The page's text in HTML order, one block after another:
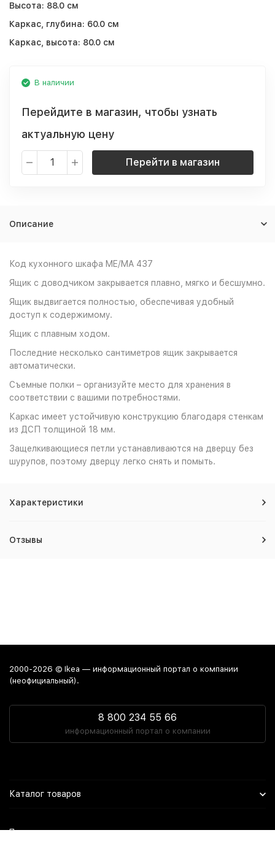
Высота: 88.0 см
Каркас, глубина: 60.0 см
Каркас, высота: 80.0 см
В наличии
Перейдите в магазин, чтобы узнать
актуальную цену
Перейти в магазин
Описание
Код кухонного шкафа ME/MA 437
Ящик с доводчиком закрывается плавно, мягко и бесшумно.
Ящик выдвигается полностью, обеспечивая удобный
доступ к содержимому.
Ящик с плавным ходом.
Последние несколько сантиметров ящик закрывается
автоматически.
Съемные полки – организуйте место для хранения в
соответствии с вашими потребностями.
Каркас имеет устойчивую конструкцию благодаря стенкам
из ДСП толщиной 18 мм.
Защелкивающиеся петли устанавливаются на дверцу без
шурупов, поэтому дверцу легко снять и помыть.
Характеристики
Отзывы
2000-2026 © Ikea — информационный портал о компании
(неофициальный).
8 800 234 55 66
информационный портал о компании
Каталог товаров
Политика персональных данных